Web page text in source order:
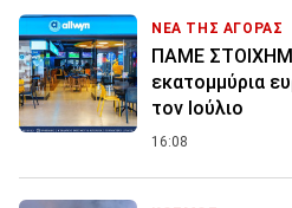
ΝΕΑ ΤΗΣ ΑΓΟΡΑΣ
ΠΑΜΕ
εκατομμύρια
τον Ιούλιο
16:08